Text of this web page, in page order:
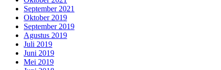
September 2021
Oktober 2019
September 2019
Agustus 2019
Juli 2019
Juni 2019
Mei 2019